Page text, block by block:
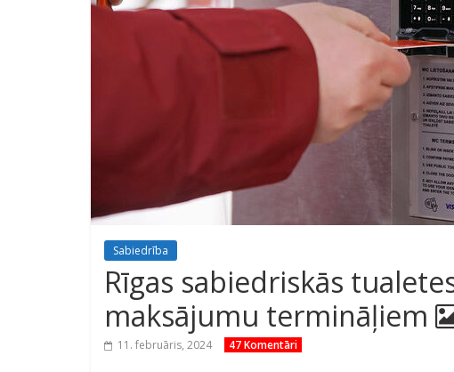
Sabiedrība
Rīgas sabiedriskās
maksājumu termināļiem
11. februāris, 2024 47 Komentāri